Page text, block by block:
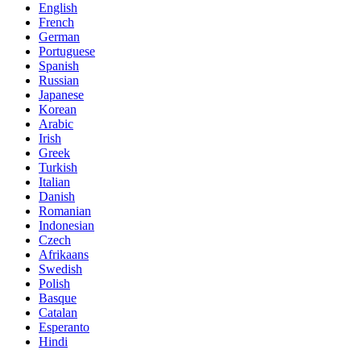
English
French
German
Portuguese
Spanish
Russian
Japanese
Korean
Arabic
Irish
Greek
Turkish
Italian
Danish
Romanian
Indonesian
Czech
Afrikaans
Swedish
Polish
Basque
Catalan
Esperanto
Hindi